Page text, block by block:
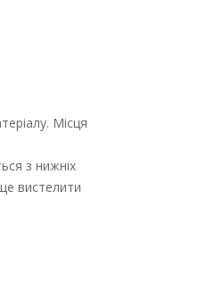
Місця
з нижніх
вистелити